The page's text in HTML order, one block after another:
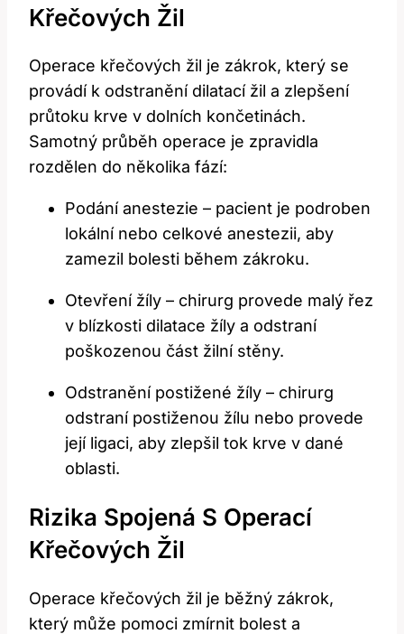
Křečových Žil
Operace křečových žil je zákrok, který se
provádí k odstranění dilatací žil a zlepšení
průtoku krve v dolních končetinách.
Samotný průběh operace je zpravidla
rozdělen do několika fází:
Podání anestezie – pacient je podroben
lokální nebo celkové anestezii, aby
zamezil bolesti během zákroku.
Otevření žíly – chirurg provede malý řez
v blízkosti dilatace žíly a odstraní
poškozenou část žilní stěny.
Odstranění postižené žíly – chirurg
odstraní postiženou žílu nebo provede
její ligaci, aby zlepšil tok krve v dané
oblasti.
Rizika Spojená S Operací
Křečových Žil
Operace křečových žil je běžný zákrok,
který může pomoci zmírnit bolest a